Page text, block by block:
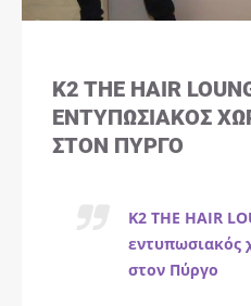
K2 THE HAIR
ΕΝΤΥΠΩΣΙΑΚΌΣ
ΣΤΟΝ ΠΎΡΓΟ
K2 THE HAIR
εντυπωσιακός
στον Πύργο